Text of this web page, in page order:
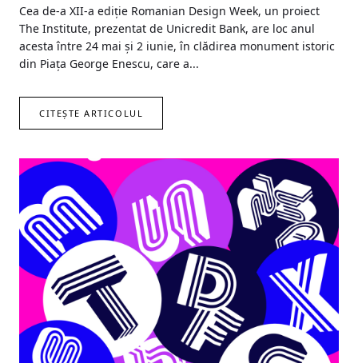
Cea de-a XII-a ediție Romanian Design Week, un proiect
The Institute, prezentat de Unicredit Bank, are loc anul
acesta între 24 mai și 2 iunie, în clădirea monument istoric
din Piața George Enescu, care a...
CITEȘTE ARTICOLUL